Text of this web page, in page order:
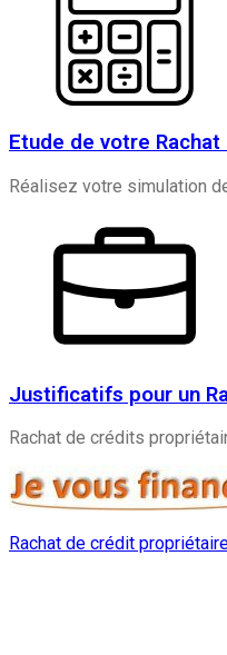
Etude de votre
Réalisez votre simulation
Justificatifs pour un
Rachat de crédits
Rachat de crédit